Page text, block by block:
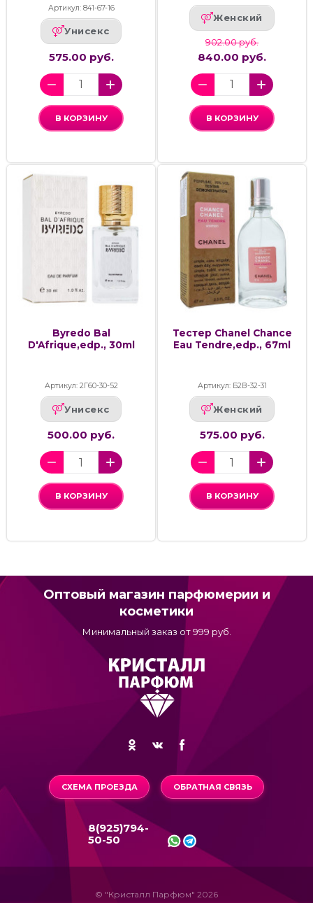
Артикул: 841-67-16
Унисекс
575.00 руб.
В КОРЗИНУ
Женский
902.00 руб.
840.00 руб.
В КОРЗИНУ
Byredo Bal
D'Afrique,edp., 30ml
Артикул: 2Г60-30-52
Унисекс
500.00 руб.
В КОРЗИНУ
Тестер Chanel Chance
Eau Tendre,edp., 67ml
Артикул: Б2В-32-31
Женский
575.00 руб.
В КОРЗИНУ
Оптовый магазин парфюмерии и
косметики
Минимальный заказ от 999 руб.
СХЕМА ПРОЕЗДА ОБРАТНАЯ СВЯЗЬ
8(925)794-
50-50
© "Кристалл Парфюм" 2026